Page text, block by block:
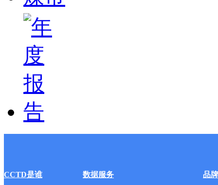
CCTD是谁 数据服务 品